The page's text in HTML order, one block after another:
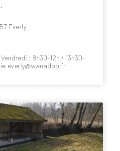
Everly
: 8h30-12h / 13h30-